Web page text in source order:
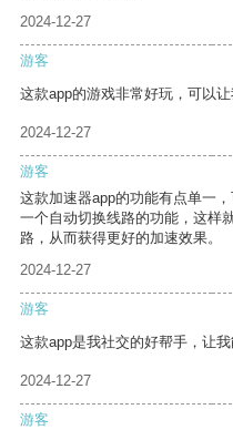
2024-12-27
游客
这款app的游戏非常好玩，可以让
2024-12-27
游客
这款加速器app的功能有点单一
一个自动切换线路的功能，这样
路，从而获得更好的加速效果。
2024-12-27
游客
这款app是我社交的好帮手，让
2024-12-27
游客